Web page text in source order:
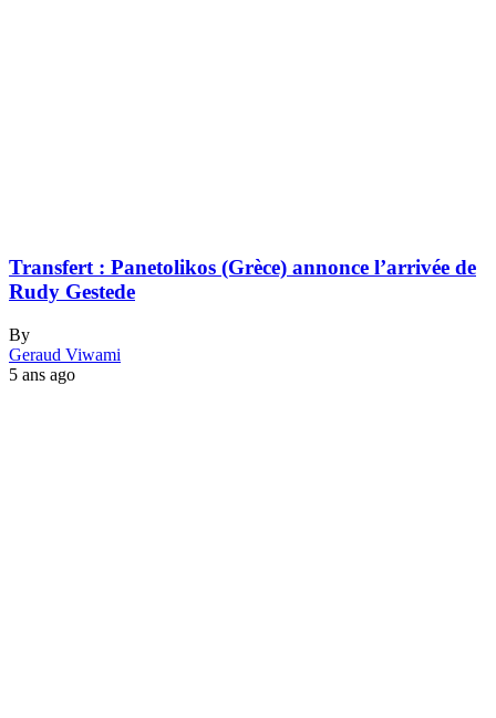
Transfert : Panetolikos (Grèce) annonce l’arrivée de
Rudy Gestede
By
Geraud Viwami
5 ans ago